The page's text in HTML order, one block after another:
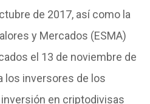
de 2017, así como la
y Mercados (ESMA)
el 13 de noviembre de
los inversores de los
en criptodivisas